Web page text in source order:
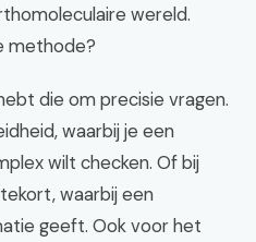
wereld.
methode?
die om precisie vragen.
waarbij je een
wilt checken. Of bij
waarbij een
geeft. Ook voor het